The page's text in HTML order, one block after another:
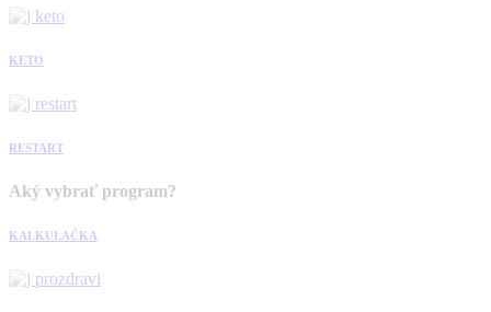
KETO
RESTART
Aký vybrať program?
KALKULAČKA